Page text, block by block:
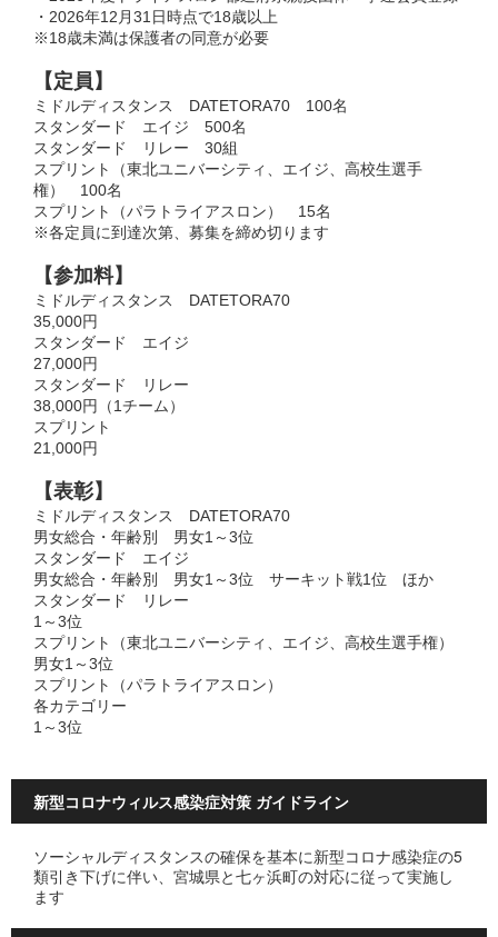
・2026年12月31日時点で18歳以上
※18歳未満は保護者の同意が必要
【定員】
ミドルディスタンス DATETORA70 100名
スタンダード エイジ 500名
スタンダード リレー 30組
スプリント（東北ユニバーシティ、エイジ、高校生選手
権） 100名
スプリント（パラトライアスロン） 15名
※各定員に到達次第、募集を締め切ります
【参加料】
ミドルディスタンス DATETORA70
35,000円
スタンダード エイジ
27,000円
スタンダード リレー
38,000円（1チーム）
スプリント
21,000円
【表彰】
ミドルディスタンス DATETORA70
男女総合・年齢別 男女1～3位
スタンダード エイジ
男女総合・年齢別 男女1～3位 サーキット戦1位 ほか
スタンダード リレー
1～3位
スプリント（東北ユニバーシティ、エイジ、高校生選手権）
男女1～3位
スプリント（パラトライアスロン）
各カテゴリー
1～3位
新型コロナウィルス感染症対策 ガイドライン
ソーシャルディスタンスの確保を基本に新型コロナ感染症の5
類引き下げに伴い、宮城県と七ヶ浜町の対応に従って実施し
ます